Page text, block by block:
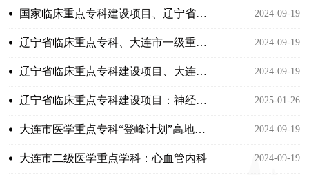
国家临床重点专科建设项目、辽宁省重点专科、大连市一级重点学科：眼科 2024-09-19
辽宁省临床重点专科、大连市一级重点学科：骨科 2024-09-19
辽宁省临床重点专科建设项目、大连市一级重点学科：神经内科 2024-09-19
辽宁省临床重点专科建设项目：神经介入中心 2025-01-26
大连市医学重点专科“登峰计划”高地建设项目：耳鼻喉头颈外科 2024-09-19
大连市二级医学重点学科：心血管内科 2024-09-19